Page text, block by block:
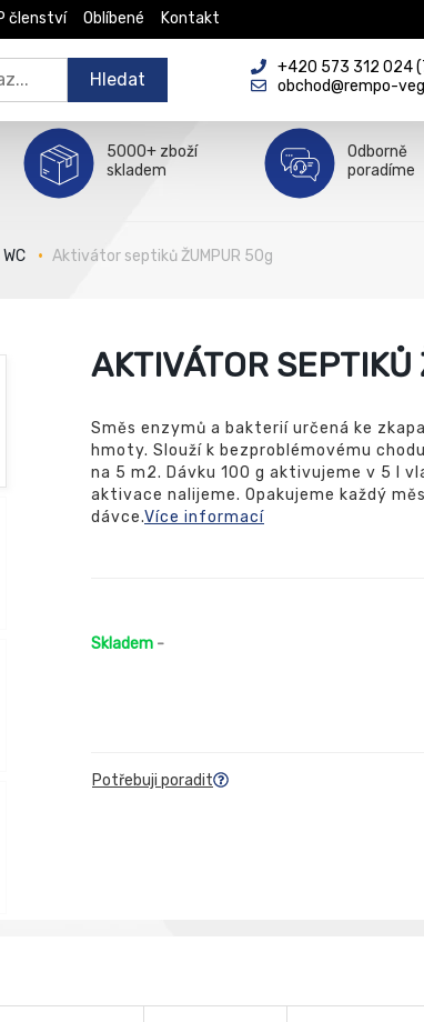
členství Oblíbené Kontakt
Hledat
+420 573 312 024
obchod@rempo-
5000+ zboží
skladem
Odborně
poradíme
Aktivátor septiků ŽUMPUR 50g
AKTIVÁTOR
Směs enzymů a bakterií určená ke
hmoty. Slouží k bezproblémovému
na 5 m2. Dávku 100 g aktivujeme v 5 l
aktivace nalijeme. Opakujeme každý
dávce.Více informací
Skladem -
Potřebuji poradit